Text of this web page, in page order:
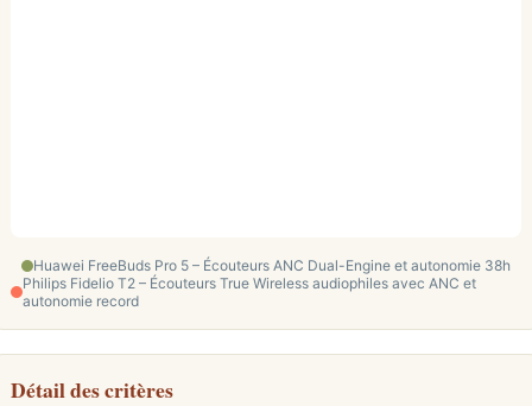
Huawei FreeBuds Pro 5 – Écouteurs ANC Dual-Engine et autonomie 38h
Philips Fidelio T2 – Écouteurs True Wireless audiophiles avec ANC et
autonomie record
Détail des critères